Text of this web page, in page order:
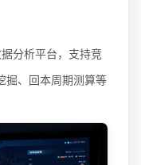
分析平台，支持竞
掘、回本周期测算等